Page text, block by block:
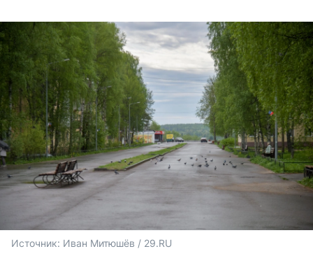
Источник: Иван Митюшёв / 29.RU